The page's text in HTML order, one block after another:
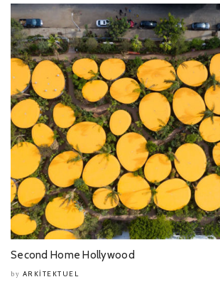
Second Home Hollywood
by ARKITEKTUEL